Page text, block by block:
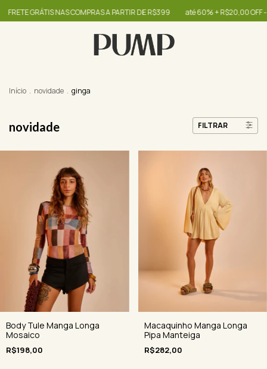
COMPRAS A PARTIR DE R$399 até 60% + R$20,00 OFF - use o cupom
Início . novidade . ginga
novidade FILTRAR
Body Tule Manga Longa
Mosaico
R$198,00
Macaquinho Manga Longa
Pipa Manteiga
R$282,00